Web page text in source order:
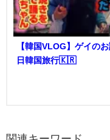
【韓国VLOG】ゲイの
日韓国旅行🇰🇷